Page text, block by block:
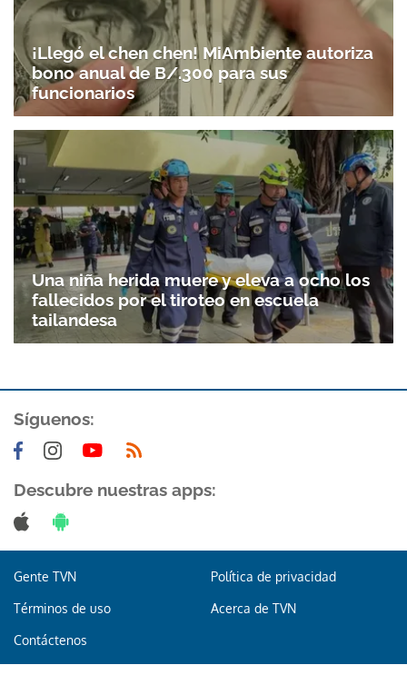
¡Llegó el chen chen! MiAmbiente autoriza
bono anual de B/.300 para sus
funcionarios
Una niña herida muere y eleva a ocho los
fallecidos por el tiroteo en escuela
tailandesa
Síguenos:
Descubre nuestras apps:
Gente TVN Política de privacidad
Términos de uso Acerca de TVN
Contáctenos